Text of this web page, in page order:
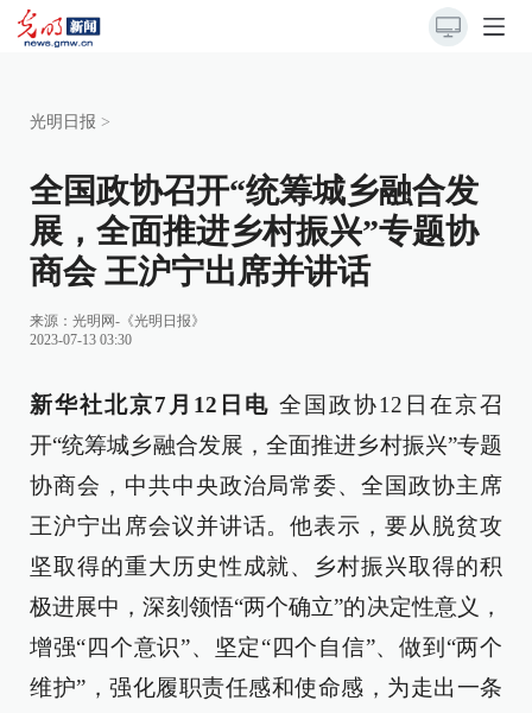
光明日报 >
全国政协召开“统筹城乡融合发
展，全面推进乡村振兴”专题协
商会 王沪宁出席并讲话
来源： 光明网-《光明日报》
2023-07-13 03:30
新华社北京7月12日电 全国政协12日在京召
开“统筹城乡融合发展，全面推进乡村振兴”专题
协商会，中共中央政治局常委、全国政协主席
王沪宁出席会议并讲话。他表示，要从脱贫攻
坚取得的重大历史性成就、乡村振兴取得的积
极进展中，深刻领悟“两个确立”的决定性意义，
增强“四个意识”、坚定“四个自信”、做到“两个
维护”，强化履职责任感和使命感，为走出一条